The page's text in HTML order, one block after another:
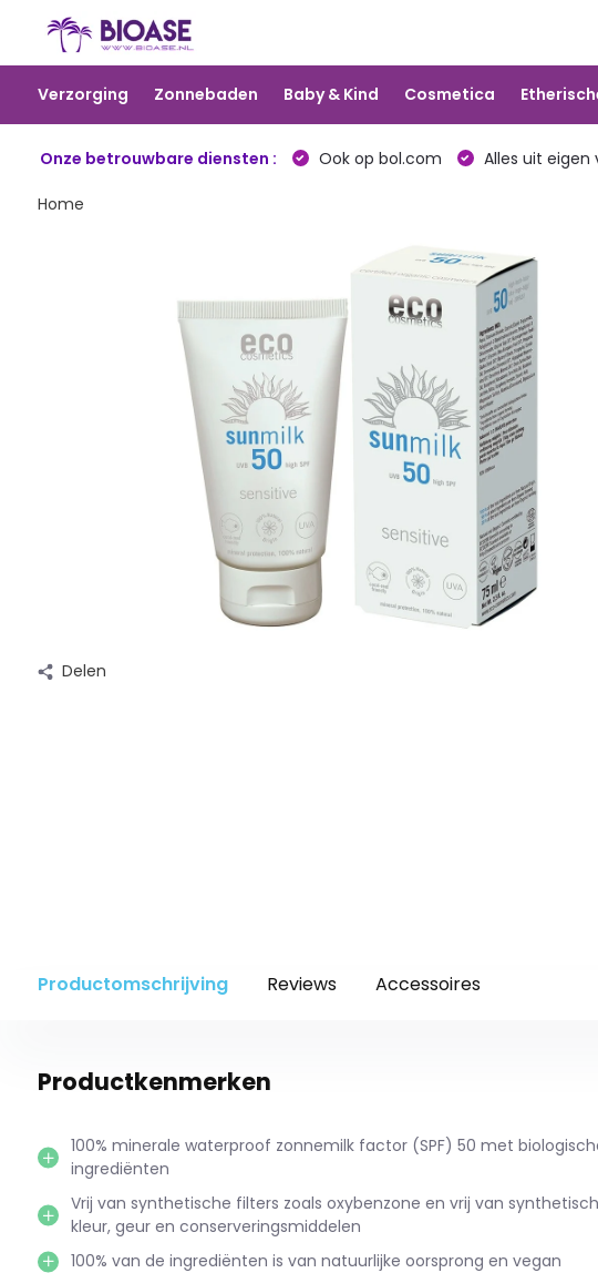
Verzorging Zonnebaden Baby & Kind Cosmetica
Onze betrouwbare diensten : Ook op bol.com Alles uit eigen
Home
Delen
Productomschrijving Reviews Accessoires
Productkenmerken
100% minerale waterproof zonnemilk factor (SPF) 50 met
ingrediënten
Vrij van synthetische filters zoals oxybenzone en vrij van
kleur, geur en conserveringsmiddelen
100% van de ingrediënten is van natuurlijke oorsprong en vegan